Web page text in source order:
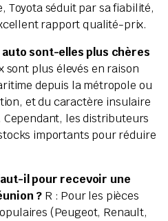
Toyota séduit par sa fiabilité,
rapport qualité-prix.
auto sont-elles plus chères
sont plus élevés en raison
depuis la métropole ou
et du caractère insulaire
les distributeurs
importants pour réduire
il pour recevoir une
? R : Pour les pièces
(Peugeot, Renault,